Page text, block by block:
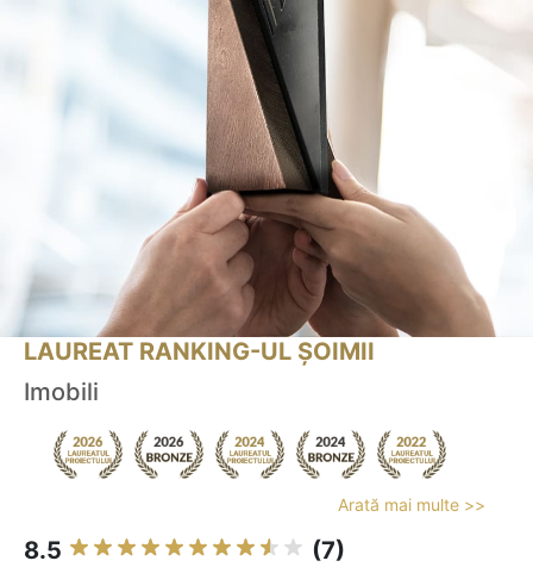
LAUREAT RANKING-UL ȘOIMII
Imobili
Arată mai multe >>
8.5 (7)